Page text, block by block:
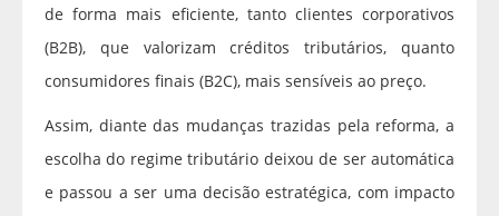
de forma mais eficiente, tanto clientes corporativos
(B2B), que valorizam créditos tributários, quanto
consumidores finais (B2C), mais sensíveis ao preço.
Assim, diante das mudanças trazidas pela reforma, a
escolha do regime tributário deixou de ser automática
e passou a ser uma decisão estratégica, com impacto